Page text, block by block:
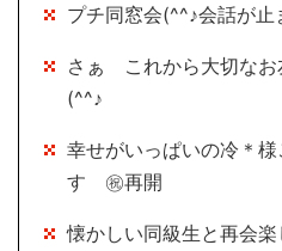
プチ同窓会(^^♪会話が
さぁ これから大切なお
(^^♪
幸せがいっぱいの冷＊
す ㊗再開
懐かしい同級生と再会